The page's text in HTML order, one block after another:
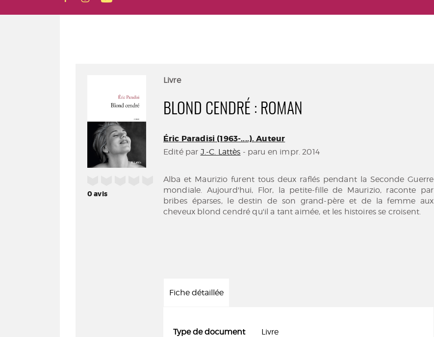
0avis
Livre
BLOND CENDRÉ : ROMAN
Éric Paradisi (1963-....). Auteur
Edité par J.-C. Lattès - paru en impr. 2014
Alba et Maurizio furent tous deux raflés pendant la Seconde Guerre
mondiale. Aujourd'hui, Flor, la petite-fille de Maurizio, raconte par
bribes éparses, le destin de son grand-père et de la femme aux
cheveux blond cendré qu'il a tant aimée, et les histoires se croisent.
Fiche détaillée
Type de document Livre